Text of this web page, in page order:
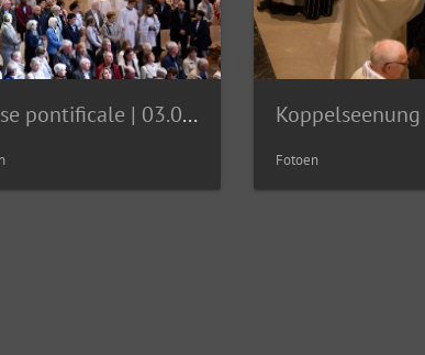
Messe pontificale | 03.05.2026
Fotoen